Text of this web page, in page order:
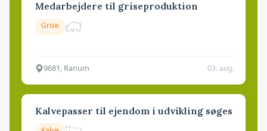
Medarbejdere til griseproduktion
Grise
9681, Ranum 03. aug.
Kalvepasser til ejendom i udvikling søges